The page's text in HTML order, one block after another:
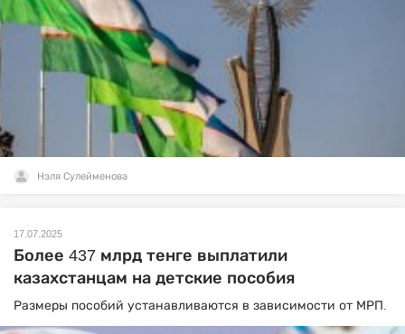
Нэля Сулейменова
17.07.2025
Более 437 млрд тенге выплатили
казахстанцам на детские пособия
Размеры пособий устанавливаются в зависимости от МРП.